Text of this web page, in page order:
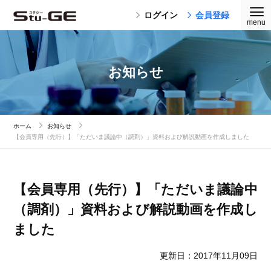
ログイン 会員登録
お知らせ
ホーム
お知らせ
【会員専用（先行）】「ただいま議論中（調剤）」資料および解説動画を作成しました
【会員専用（先行）】「ただいま議論中
（調剤）」資料および解説動画を作成し
ました
更新日：2017年11月09日